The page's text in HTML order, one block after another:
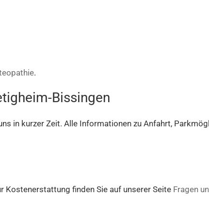
.
Bissingen
in kurzer Zeit. Alle Informationen zu Anfahrt,
Kostenerstattung finden Sie auf unserer Seite Fragen